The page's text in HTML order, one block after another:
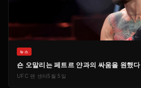
뉴스
숀 오말리는 페트르 얀과의 싸움을 원했다
UFC 팬 센터5월 5일